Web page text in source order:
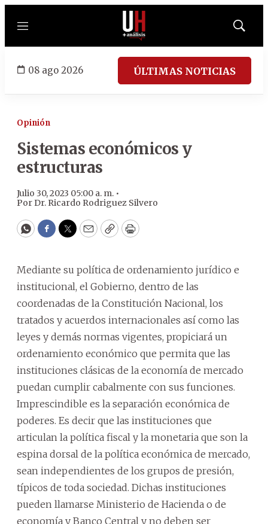
Menú
Mostrar
08 ago 2026 ÚLTIMAS NOTICIAS
Opinión
Sistemas económicos y
estructuras
Julio 30, 2023 05:00 a. m. •
PorDr. Ricardo Rodriguez Silvero
WhatsApp
Facebook
Twitter
EmailCopyPrint
Mediante su política de ordenamiento jurídico e
institucional, el Gobierno, dentro de las
coordenadas de la Constitución Nacional, los
tratados y acuerdos internacionales así como las
leyes y demás normas vigentes, propiciará un
ordenamiento económico que permita que las
instituciones clásicas de la economía de mercado
puedan cumplir cabalmente con sus funciones.
Imprescindible es la separación económica de
poderes. Es decir que las instituciones que
articulan la política fiscal y la monetaria que son la
espina dorsal de la política económica de mercado,
sean independientes de los grupos de presión,
típicos de toda sociedad. Dichas instituciones
pueden llamarse Ministerio de Hacienda o de
economía y Banco Central y no deben ser